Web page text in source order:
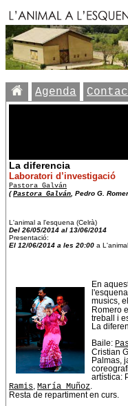
Agenda
La diferencia
Laboratori d’investigació
Pastora Galván
(Pastora Galván , Pedro G.
L'animal a l'esquena (Celrà)
Del 26/05/2014 al 13/06/2014
Presentació:
El 12/06/2014 a les 20:00 a
En
musics, el
Romero
treball i
La
Baile:
Cristian
Palmas,
artística:
Ramis María Muñoz
Resta de repartiment en curs.